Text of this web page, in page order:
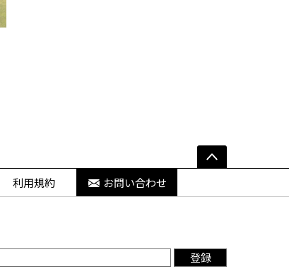
利用規約 お問い合わせ
登録